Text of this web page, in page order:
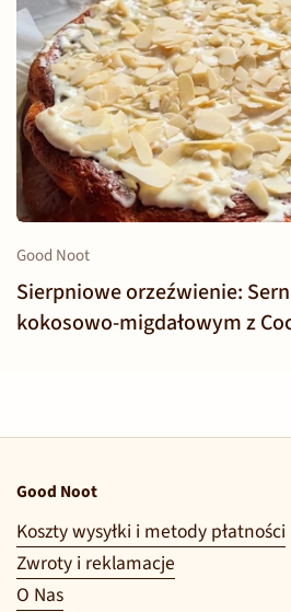
Good Noot
Sierpniowe orzeźwienie:
kokosowo-migdałowym z
Good Noot
Koszty wysyłki i metody płatności
Zwroty i reklamacje
O Nas